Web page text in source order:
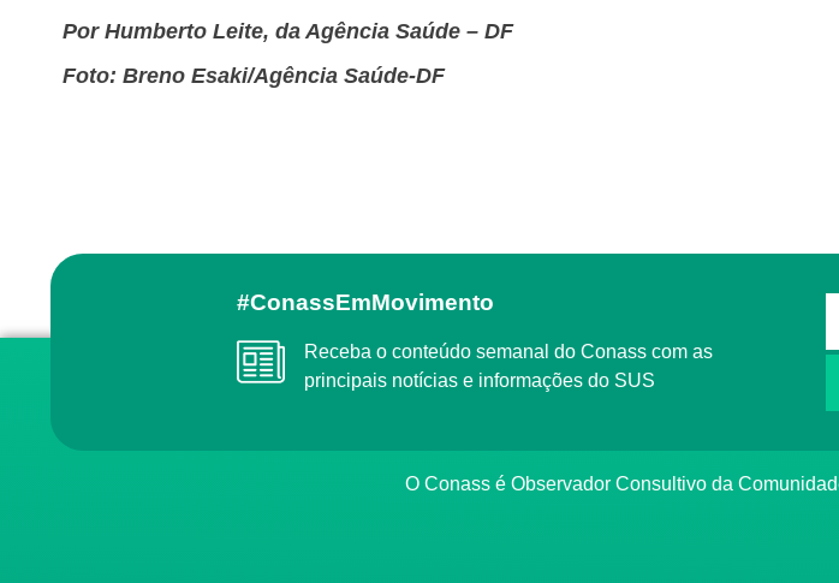
Por Humberto Leite, da Agência Saúde – DF
Foto: Breno Esaki/Agência Saúde-DF
#ConassEmMovimento
Receba o conteúdo semanal do Conass com as
principais notícias e informações do SUS
O Conass é Observador Consultivo da